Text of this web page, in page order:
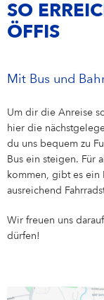
SO
ÖFFIS
Mit Bus und
Um dir die Anreise
hier die
du uns bequem zu
Bus ein steigen. Für
kommen, gibt es ein
ausreichend
Wir freuen uns
dürfen!